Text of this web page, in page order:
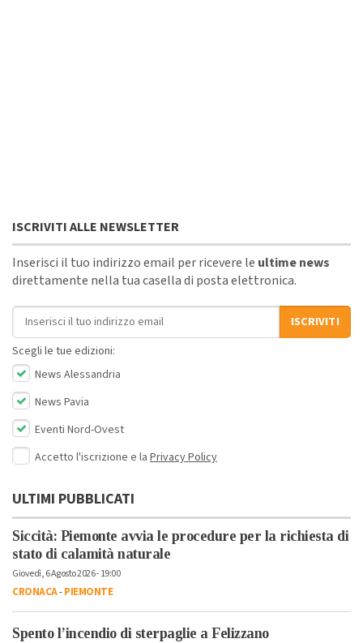
ISCRIVITI ALLE NEWSLETTER
Inserisci il tuo indirizzo email per ricevere le ultime news
direttamente nella tua casella di posta elettronica.
Indirizzo email
ISCRIVITI
Scegli le tue edizioni:
News Alessandria
News Pavia
Eventi Nord-Ovest
Accetto l'iscrizione e la Privacy Policy
ULTIMI PUBBLICATI
Siccità: Piemonte avvia le procedure per la richiesta di
stato di calamità naturale
Giovedì, 6 Agosto 2026 - 19:00
CRONACA-PIEMONTE
Spento l’incendio di sterpaglie a Felizzano